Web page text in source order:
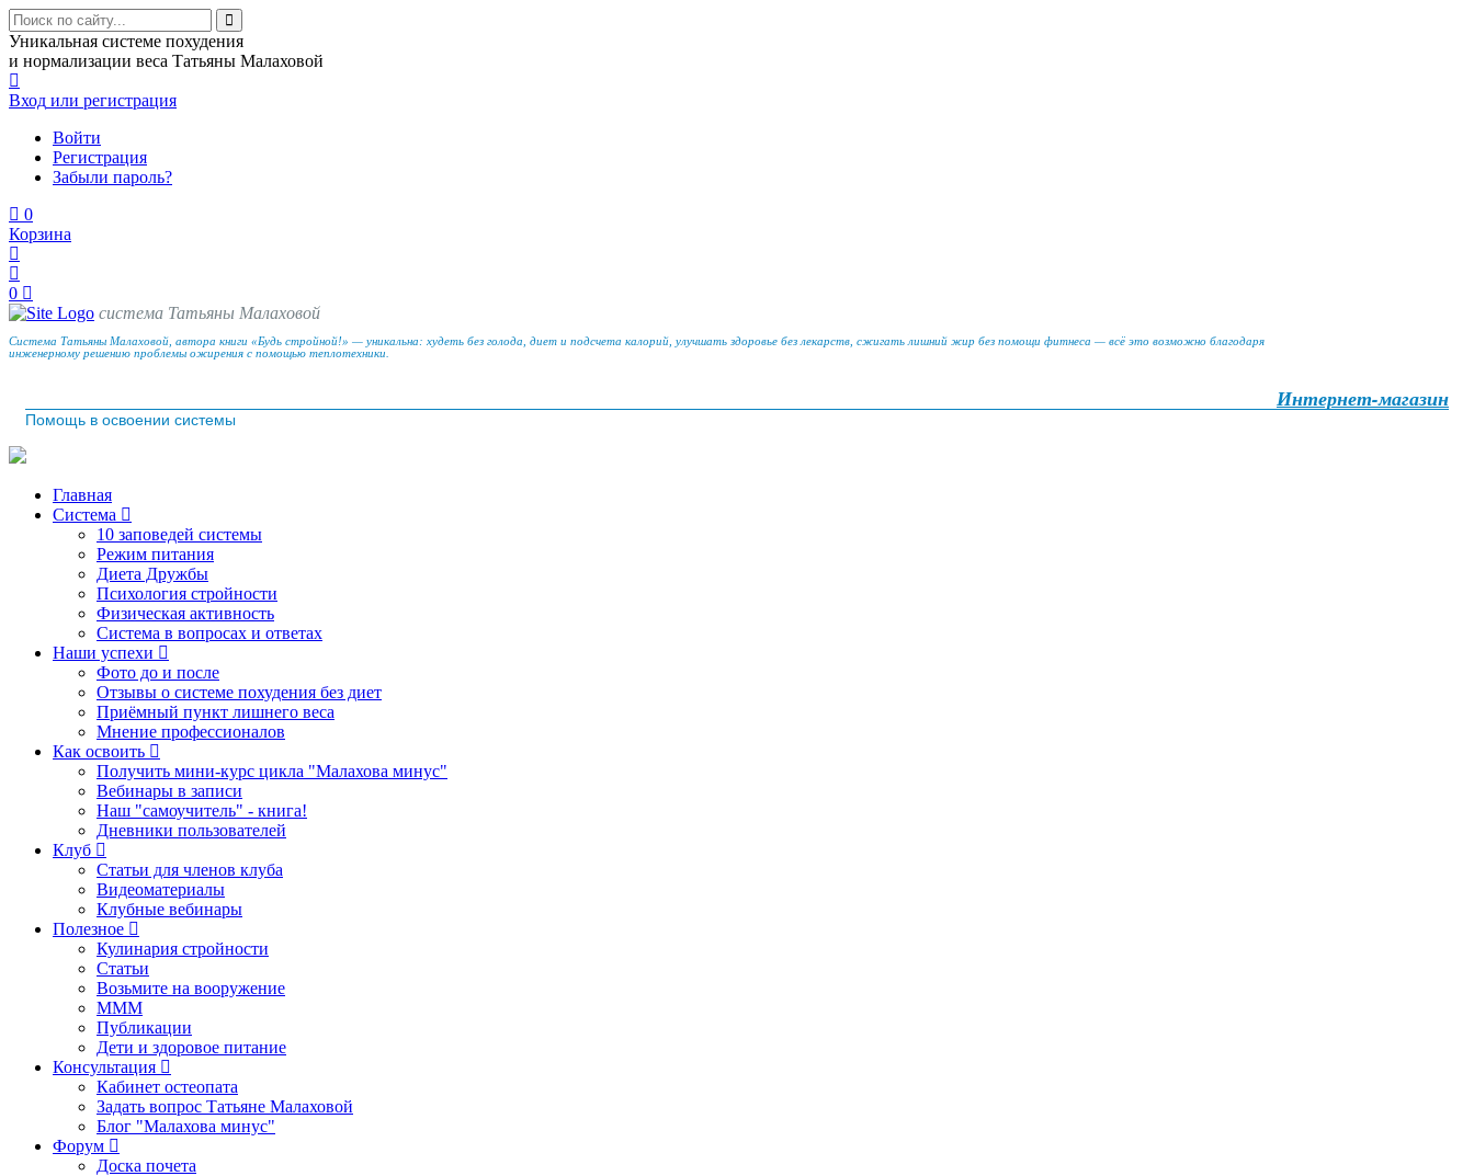
Уникальная системе похудения
и нормализации веса Татьяны Малаховой
Вход или регистрация
Войти
Регистрация
Забыли пароль?
0
Корзина
0
система Татьяны Малаховой
Система Татьяны Малаховой, автора книги «Будь стройной!» — уникальна: худеть без голода, диет и подсчета калорий, улучшать здоровье без лекарств, сжигать лишний жир без помощи фитнеса — всё это возможно благодаря
инженерному решению проблемы ожирения с помощью теплотехники.
Интернет-магазин
Помощь в освоении системы
Главная
Система
10 заповедей системы
Режим питания
Диета Дружбы
Психология стройности
Физическая активность
Система в вопросах и ответах
Наши успехи
Фото до и после
Отзывы о системе похудения без диет
Приёмный пункт лишнего веса
Мнение профессионалов
Как освоить
Получить мини-курс цикла "Малахова минус"
Вебинары в записи
Наш "самоучитель" - книга!
Дневники пользователей
Клуб
Статьи для членов клуба
Видеоматериалы
Клубные вебинары
Полезное
Кулинария стройности
Статьи
Возьмите на вооружение
МММ
Публикации
Дети и здоровое питание
Консультация
Кабинет остеопата
Задать вопрос Татьяне Малаховой
Блог "Малахова минус"
Форум
Доска почета